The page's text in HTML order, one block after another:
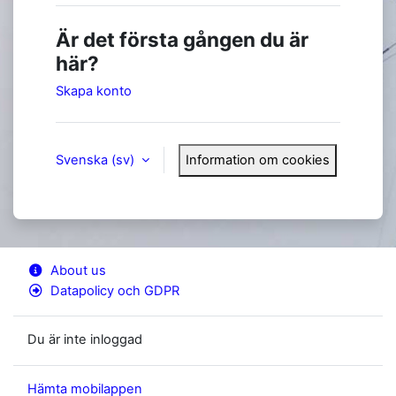
Är det första gången du är
här?
Skapa konto
Svenska ‎(sv)‎ Information om cookies
About us
Datapolicy och GDPR
Du är inte inloggad
Hämta mobilappen